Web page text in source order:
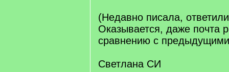
(Недавно писала,
Оказывается, даже почта
сравнению с
Светлана СИ